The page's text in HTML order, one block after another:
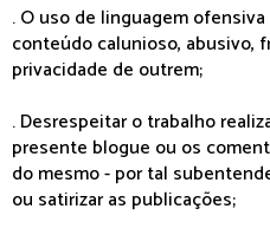
. O uso de linguagem
conteúdo calunioso, abusivo,
privacidade de outrem;
. Desrespeitar o trabalho
presente blogue ou os
do mesmo - por tal
ou satirizar as publicações;